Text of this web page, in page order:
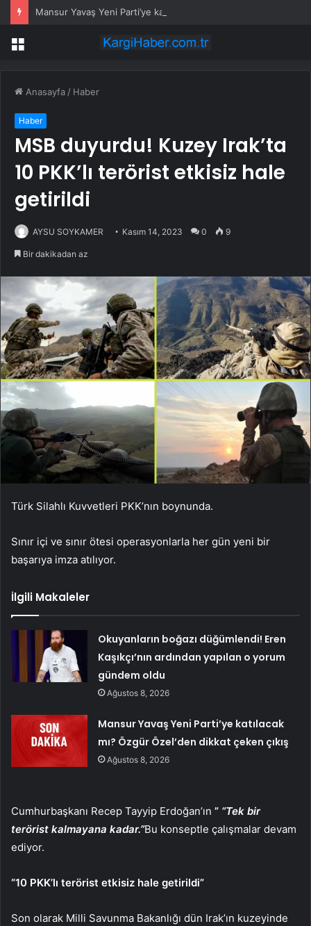
Menü
Anasayfa / Haber
Haber
MSB duyurdu! Kuzey Irak’ta
10 PKK’lı terörist etkisiz hale
getirildi
AYSU SOYKAMER Kasım 14, 2023 0 9
Bir dakikadan az
Türk Silahlı Kuvvetleri PKK’nın boynunda.
Sınır içi ve sınır ötesi operasyonlarla her gün yeni bir
başarıya imza atılıyor.
İlgili Makaleler
Okuyanların boğazı düğümlendi! Eren
Kaşıkçı’nın ardından yapılan o yorum
gündem oldu
Ağustos 8, 2026
Mansur Yavaş Yeni Parti’ye katılacak
mı? Özgür Özel’den dikkat çeken çıkış
Ağustos 8, 2026
Cumhurbaşkanı Recep Tayyip Erdoğan’ın ” “Tek bir
terörist kalmayana kadar.”Bu konseptle çalışmalar devam
ediyor.
“10 PKK’lı terörist etkisiz hale getirildi”
Son olarak Milli Savunma Bakanlığı dün Irak’ın kuzeyinde